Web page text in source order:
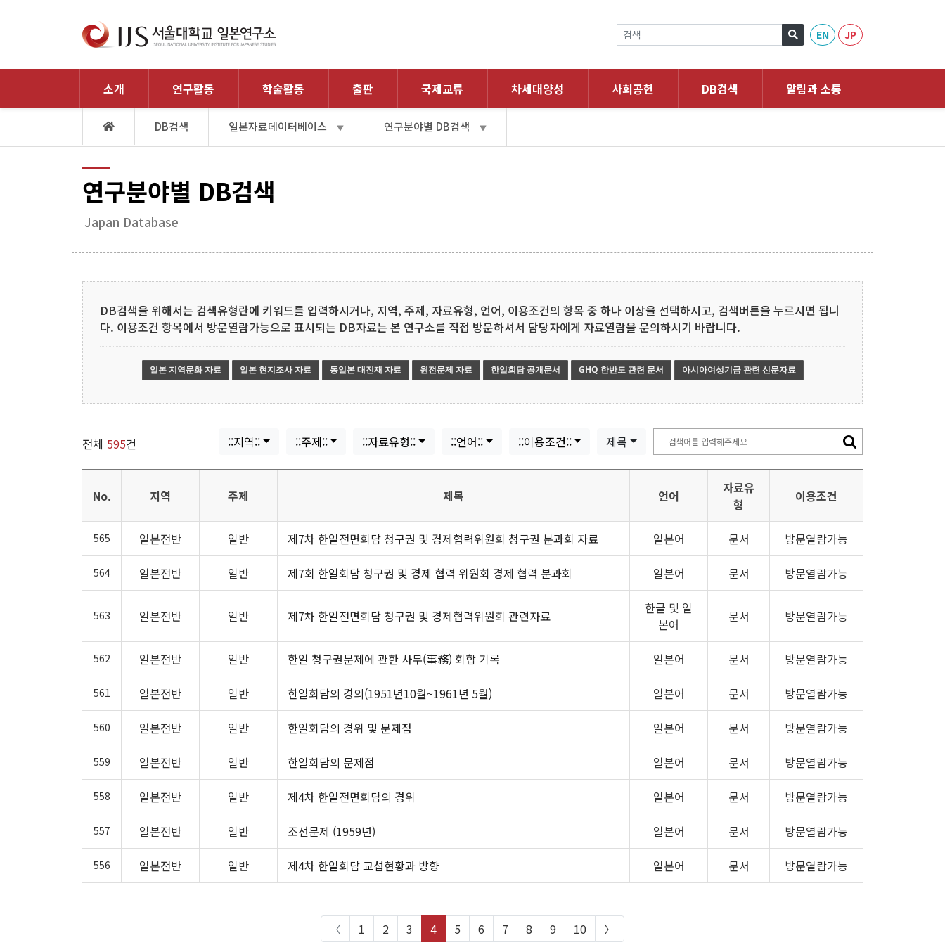
EN JP
소개 연구활동 학술활동 출판 국제교류 차세대양성 사회공헌 DB검색 알림과 소통
DB검색 일본자료데이터베이스 ▼ 연구분야별 DB검색 ▼
연구분야별 DB검색
Japan Database
DB검색을 위해서는 검색유형란에 키워드를 입력하시거나, 지역, 주제, 자료유형, 언어, 이용조건의 항목 중 하나 이상을 선택하시고, 검색버튼을 누르시면 됩니
다. 이용조건 항목에서 방문열람가능으로 표시되는 DB자료는 본 연구소를 직접 방문하셔서 담당자에게 자료열람을 문의하시기 바랍니다.
일본 지역문화 자료 일본 현지조사 자료 동일본 대진재 자료 원전문제 자료 한일회담 공개문서 GHQ 한반도 관련 문서 아시아여성기금 관련 신문자료
전체 595건 ::지역:: ::주제:: ::자료유형:: ::언어:: ::이용조건:: 제목
No. 지역 주제 제목 언어
자료유
형
이용조건
565 일본전반 일반 제7차 한일전면회담 청구권 및 경제협력위원회 청구권 분과회 자료 일본어 문서 방문열람가능
564 일본전반 일반 제7회 한일회담 청구권 및 경제 협력 위원회 경제 협력 분과회 일본어 문서 방문열람가능
563 일본전반 일반 제7차 한일전면회담 청구권 및 경제협력위원회 관련자료
한글 및 일
본어
문서 방문열람가능
562 일본전반 일반 한일 청구권문제에 관한 사무(事務) 회합 기록 일본어 문서 방문열람가능
561 일본전반 일반 한일회담의 경의(1951년10월~1961년 5월) 일본어 문서 방문열람가능
560 일본전반 일반 한일회담의 경위 및 문제점 일본어 문서 방문열람가능
559 일본전반 일반 한일회담의 문제점 일본어 문서 방문열람가능
558 일본전반 일반 제4차 한일전면회담의 경위 일본어 문서 방문열람가능
557 일본전반 일반 조선문제 (1959년) 일본어 문서 방문열람가능
556 일본전반 일반 제4차 한일회담 교섭현황과 방향 일본어 문서 방문열람가능
〈 1 2 3 4 5 6 7 8 9 10 〉